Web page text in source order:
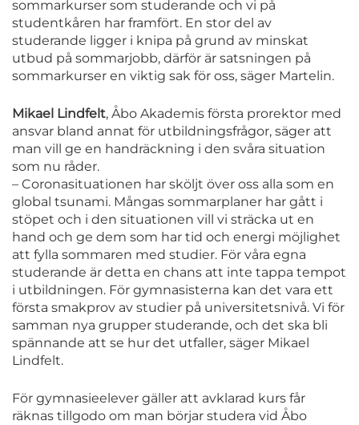
sommarkurser som studerande och vi på
studentkåren har framfört. En stor del av
studerande ligger i knipa på grund av minskat
utbud på sommarjobb, därför är satsningen på
sommarkurser en viktig sak för oss, säger Martelin.
Mikael Lindfelt, Åbo Akademis första prorektor med
ansvar bland annat för utbildningsfrågor, säger att
man vill ge en handräckning i den svåra situation
som nu råder.
– Coronasituationen har sköljt över oss alla som en
global tsunami. Mångas sommarplaner har gått i
stöpet och i den situationen vill vi sträcka ut en
hand och ge dem som har tid och energi möjlighet
att fylla sommaren med studier. För våra egna
studerande är detta en chans att inte tappa tempot
i utbildningen. För gymnasisterna kan det vara ett
första smakprov av studier på universitetsnivå. Vi för
samman nya grupper studerande, och det ska bli
spännande att se hur det utfaller, säger Mikael
Lindfelt.
För gymnasieelever gäller att avklarad kurs får
räknas tillgodo om man börjar studera vid Åbo